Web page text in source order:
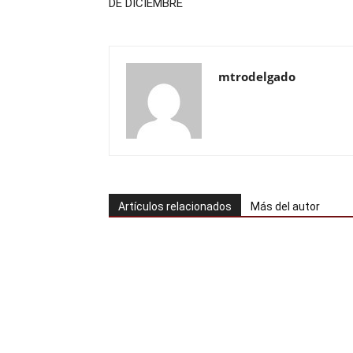
DE DICIEMBRE
mtrodelgado
Artículos relacionados Más del autor